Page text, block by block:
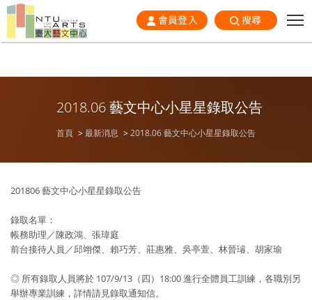
會員登入 搜尋
2018.06 藝文中心小星星錄取公告
首頁 最新消息 2018.06 藝文中心小星星錄取公告
201806 藝文中心小星星錄取公告
錄取名單：
帳務助理／陳政鴻、張瑋庭
前台接待人員／邱翊傑、賴巧芳、莊惠雅、吳亭萱、林晉璿、胡家瑜
◎ 所有錄取人員將於 107/9/13（四）18:00 進行全體員工訓練，各職別另
舉辦專業訓練，詳情請見錄取通知信。